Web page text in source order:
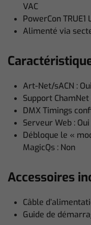
VAC
PowerCon TRUE1
Alimenté via
Art-Net/sACN : Oui
Support ChamNet
DMX Timings
Serveur Web : Oui
Débloque le «
MagicQs : Non
Accessoires
Câble
Guide de